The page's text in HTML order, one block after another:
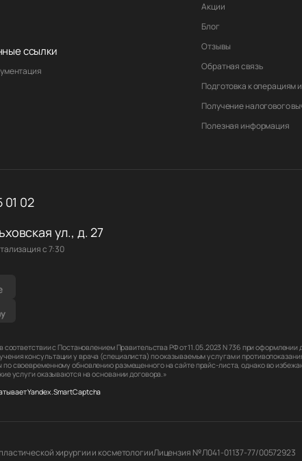
ссылки
Акции
Блог
Отзывы
Обратная связь
Подготовка к операциям
Получение налогового
Полезная информация
01 02
ул., д. 27
с 7:30
соответствии с Постановлением Правительства РФ от 11.05.2023 N 736 при
консультации у врача (специалиста) по оказываемым услугам и
своевременному обновлению размещенного на сайте прайс-листа, однако во
услуги оказываются на основании договора.»
Yandex.SmartCaptcha
хирургии и косметологииЛицензия № Л041-01137-77/00572923